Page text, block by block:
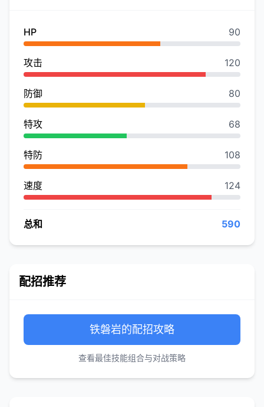
HP 90
攻击 120
防御 80
特攻 68
特防 108
速度 124
总和 590
配招推荐
铁磐岩的配招攻略
查看最佳技能组合与对战策略